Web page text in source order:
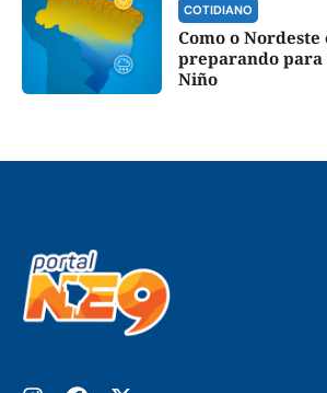
COTIDIANO
Como o Nordeste
preparando para
Niño